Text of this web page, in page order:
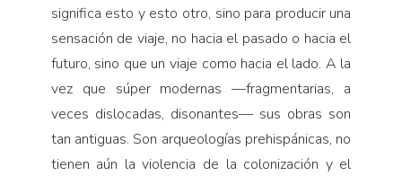
significa esto y esto otro, sino para producir una
sensación de viaje, no hacia el pasado o hacia el
futuro, sino que un viaje como hacia el lado. A la
vez que súper modernas —fragmentarias, a
veces dislocadas, disonantes— sus obras son
tan antiguas. Son arqueologías prehispánicas, no
tienen aún la violencia de la colonización y el